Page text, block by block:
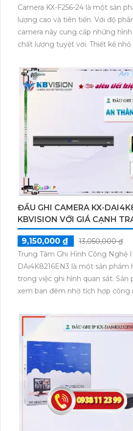
Camera KX-F256-24 là một sản
lượng cao và tiên tiến. Với độ
camera này cung cấp những
chất lượng tuyệt vời. Thiết kế nhỏ
Camera KX-F256-24 có khả năng
cho phép người dùng theo dõi
bằng điện thoại thông minh.
năng phát hiện chuyển động và
vệ an ninh gia đình và văn phòng.
ĐẦU GHI CAMERA KX-
KBVISION VỚI GIÁ CẠNH
9,150,000 ₫
13,050,000 ₫
Trung Tâm Ghi Hình Công Nghệ
DAi4K8216EN3 là một sản phẩm
trong việc ghi hình quan sát. Sản
xem ban đêm nhờ tích hợp công
sáng yếu.Với khả năng ghi hình
lượng hình ảnh sắc nét, KX-
mang lại những hình ảnh chân
Sản phẩm cũng tích hợp công
nhận diện khuôn mặt, giúp tăng
của hệ thống.KX-DAi4K8216EN3
năng dễ dàng nâng cấp hệ thống
kênh cho phép lắp đặt nhiều
một công trình lớn. Với những
sản phẩm này đáng là sự lựa